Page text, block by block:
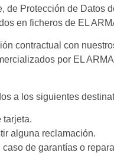
Protección de
en ficheros de EL
contractual con
por EL
a los siguientes
alguna reclamación.
de garantías o